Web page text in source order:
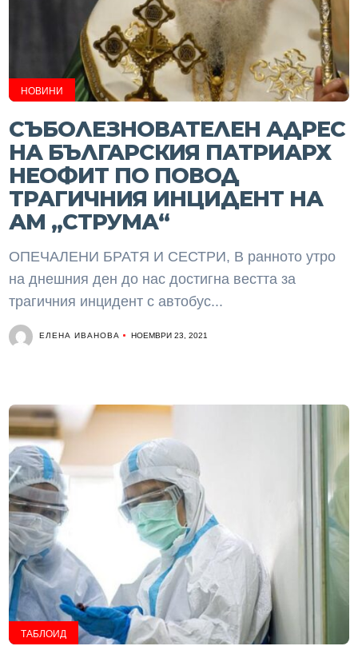
НОВИНИ
СЪБОЛЕЗНОВАТЕЛЕН АДРЕС
НА БЪЛГАРСКИЯ ПАТРИАРХ
НЕОФИТ ПО ПОВОД
ТРАГИЧНИЯ ИНЦИДЕНТ НА
АМ „СТРУМА“
ОПЕЧАЛЕНИ БРАТЯ И СЕСТРИ, В ранното утро
на днешния ден до нас достигна вестта за
трагичния инцидент с автобус...
ЕЛЕНА ИВАНОВА НОЕМВРИ 23, 2021
ТАБЛОИД